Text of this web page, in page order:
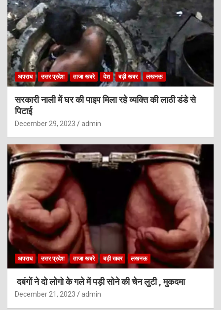
अपराध उत्तर प्रदेश ताजा खबरे देश बड़ी खबर लखनऊ
सरकारी नाली में घर की पाइप मिला रहे व्यक्ति की लाठी डंडे से
पिटाई
December 29, 2023 admin
अपराध उत्तर प्रदेश ताजा खबरे बड़ी खबर लखनऊ
दबंगों ने दो लोगो के गले में पड़ी सोने की चेन लुटी , मुकदमा
December 21, 2023 admin